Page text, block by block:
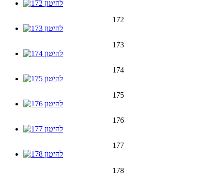
172
173
174
175
176
177
178